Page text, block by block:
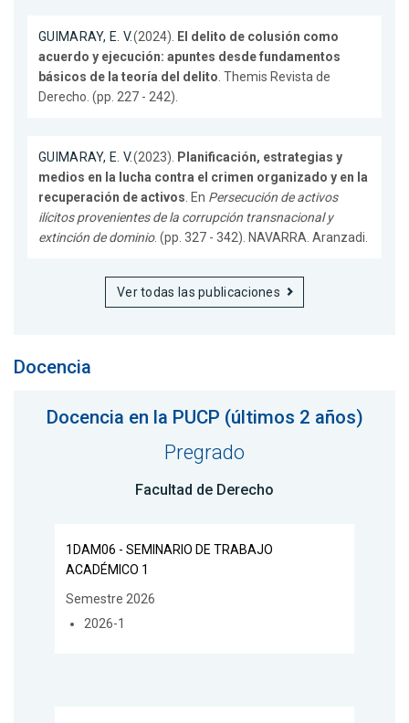
GUIMARAY, E. V.(2024).
El delito de colusión como
acuerdo y ejecución: apuntes desde fundamentos
básicos de la teoría del delito . Themis Revista de
Derecho. (pp. 227 - 242).
GUIMARAY, E. V.(2023).
Planificación, estrategias y
medios en la lucha contra el crimen organizado y en la
recuperación de activos . En Persecución de activos
ilícitos provenientes de la corrupción transnacional y
extinción de dominio. (pp. 327 - 342). NAVARRA. Aranzadi.
Ver todas las publicaciones
Docencia
Docencia en la PUCP (últimos 2 años)
Pregrado
Facultad de Derecho
1DAM06 - SEMINARIO DE TRABAJO
ACADÉMICO 1
Semestre 2026
2026-1